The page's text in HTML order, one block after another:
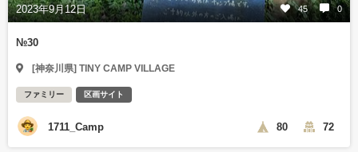
2023年9月12日 45 0
№30
[神奈川県] TINY CAMP VILLAGE
ファミリー 区画サイト
1711_Camp 80 72